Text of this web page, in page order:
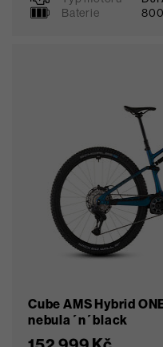
Baterie
Cube AMS Hybrid
nebula´n´black